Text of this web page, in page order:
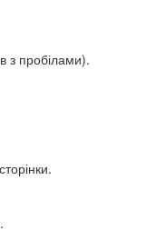
з пробілами).